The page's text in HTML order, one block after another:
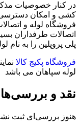
در کنار خصوصیات
کشی و امکان دسترسی
فروشگاه لوله و
اتصالات طرفداران
پلی پروپلین را به نام
فروشگاه پکیج کالا
لوله سپاهان می باشد
نقد و بررسی‌ها
هنوز بررسی‌ای ثبت